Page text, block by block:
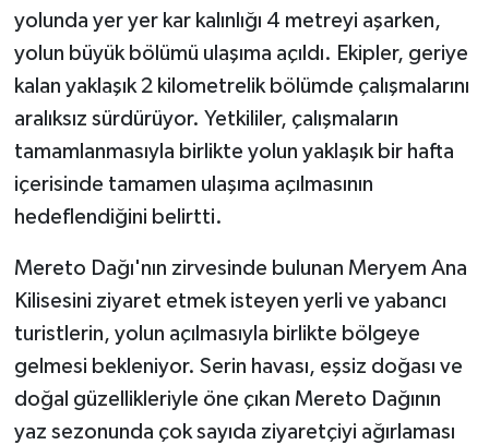
yolunda yer yer kar kalınlığı 4 metreyi aşarken,
yolun büyük bölümü ulaşıma açıldı. Ekipler, geriye
kalan yaklaşık 2 kilometrelik bölümde çalışmalarını
aralıksız sürdürüyor. Yetkililer, çalışmaların
tamamlanmasıyla birlikte yolun yaklaşık bir hafta
içerisinde tamamen ulaşıma açılmasının
hedeflendiğini belirtti.
Mereto Dağı'nın zirvesinde bulunan Meryem Ana
Kilisesini ziyaret etmek isteyen yerli ve yabancı
turistlerin, yolun açılmasıyla birlikte bölgeye
gelmesi bekleniyor. Serin havası, eşsiz doğası ve
doğal güzellikleriyle öne çıkan Mereto Dağının
yaz sezonunda çok sayıda ziyaretçiyi ağırlaması